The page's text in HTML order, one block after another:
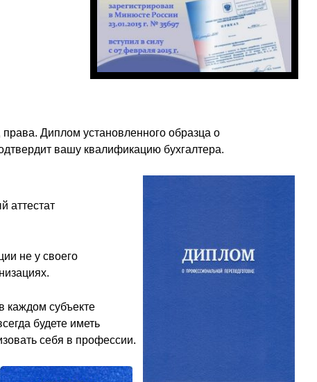
права. Диплом установленного образца о
вашу квалификацию бухгалтера.
аттестат
не у своего
каждом субъекте
будете иметь
себя в профессии.